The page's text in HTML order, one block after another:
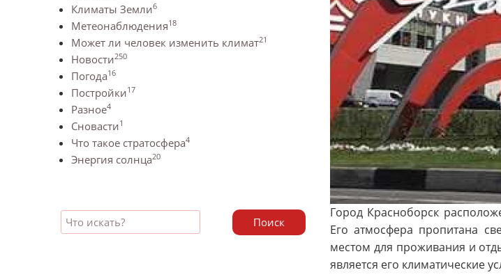
Климаты Земли6
Метеонаблюдения18
Может ли человек изменить климат21
Новости250
Погода16
Постройки17
Разное4
Сновасти1
Что такое стратосфера4
Энергия солнца20
Поиск
Город Красноборск
Его атмосфера пропитана
местом для проживания и
является его климатические